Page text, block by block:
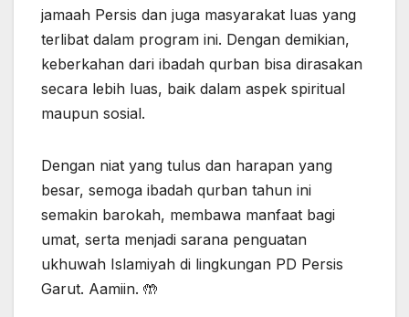
jamaah Persis dan juga masyarakat luas yang
terlibat dalam program ini. Dengan demikian,
keberkahan dari ibadah qurban bisa dirasakan
secara lebih luas, baik dalam aspek spiritual
maupun sosial.
Dengan niat yang tulus dan harapan yang
besar, semoga ibadah qurban tahun ini
semakin barokah, membawa manfaat bagi
umat, serta menjadi sarana penguatan
ukhuwah Islamiyah di lingkungan PD Persis
Garut. Aamiin. 🤲